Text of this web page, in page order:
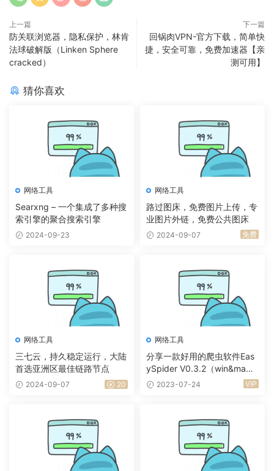
上一篇
防关联浏览器，隐私保护，林肯
法球破解版（Linken Sphere
cracked）
下一篇
回锅肉VPN-官方下载，简单快
捷，安全可靠，免费加速器【亲
测可用】
猜你喜欢
网络工具
Searxng – 一个集成了多种搜
索引擎的聚合搜索引擎
2024-09-23
网络工具
路过图床，免费图片上传，专
业图片外链，免费公共图床
2024-09-07 免费
网络工具
三七云，持久稳定运行，大陆
首选亚洲区最佳链路节点
2024-09-07 20
网络工具
分享一款好用的爬虫软件Eas
ySpider V0.3.2（win&ma
c）2023-07-24 VIP